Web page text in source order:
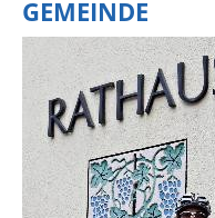
GEMEINDE